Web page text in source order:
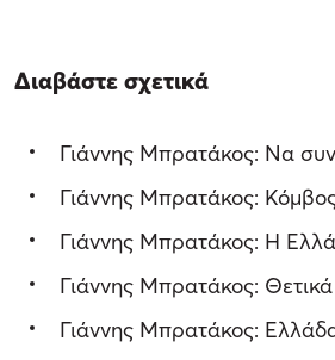
Διαβάστε σχετικά
Γιάννης Μπρατάκος: Να
Γιάννης Μπρατάκος:
Γιάννης Μπρατάκος: Η
Γιάννης Μπρατάκος: Θετικά
Γιάννης Μπρατάκος: